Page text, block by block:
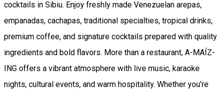
cocktails in Sibiu. Enjoy freshly made Venezuelan arepas,
empanadas, cachapas, traditional specialties, tropical drinks,
premium coffee, and signature cocktails prepared with quality
ingredients and bold flavors. More than a restaurant, A-MAÍZ-
ING offers a vibrant atmosphere with live music, karaoke
nights, cultural events, and warm hospitality. Whether you’re